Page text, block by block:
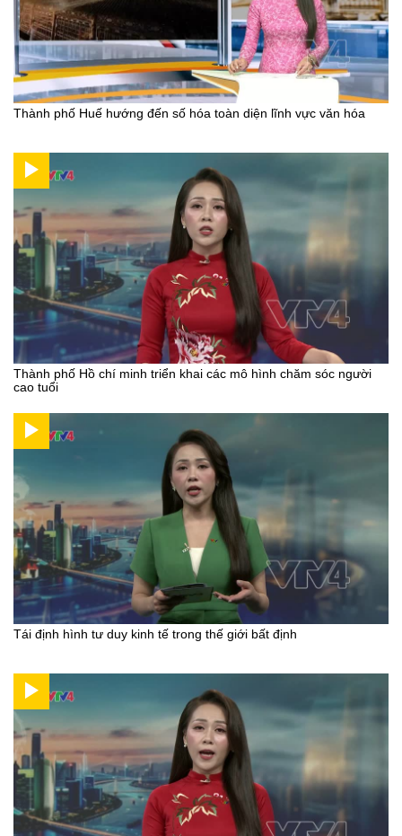
Thành phố Huế hướng đến số hóa toàn diện lĩnh vực văn hóa
Thành phố Hồ chí minh triển khai các mô hình chăm sóc người
cao tuổi
Tái định hình tư duy kinh tế trong thế giới bất định